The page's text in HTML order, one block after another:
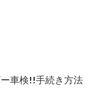
ー車検!!手続き方法